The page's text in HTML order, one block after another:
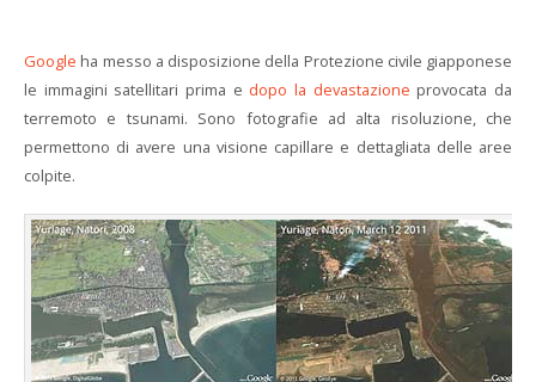
Google ha messo a disposizione della Protezione civile giapponese
le immagini satellitari prima e dopo la devastazione provocata da
terremoto e tsunami. Sono fotografie ad alta risoluzione, che
permettono di avere una visione capillare e dettagliata delle aree
colpite.